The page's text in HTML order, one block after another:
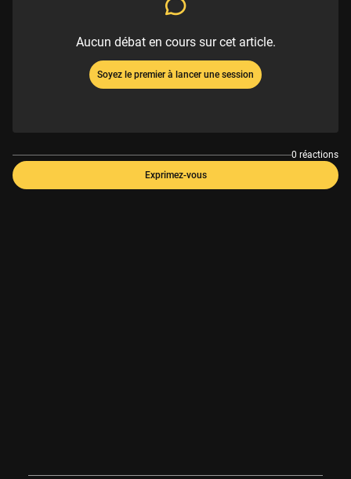
Aucun débat en cours sur cet article.
Soyez le premier à lancer une session
0 réactions
Exprimez-vous